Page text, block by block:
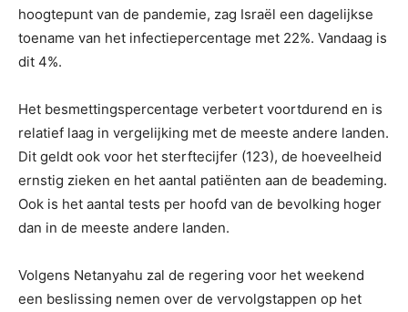
hoogtepunt van de pandemie, zag Israël een dagelijkse
toename van het infectiepercentage met 22%. Vandaag is
dit 4%.
Het besmettingspercentage verbetert voortdurend en is
relatief laag in vergelijking met de meeste andere landen.
Dit geldt ook voor het sterftecijfer (123), de hoeveelheid
ernstig zieken en het aantal patiënten aan de beademing.
Ook is het aantal tests per hoofd van de bevolking hoger
dan in de meeste andere landen.
Volgens Netanyahu zal de regering voor het weekend
een beslissing nemen over de vervolgstappen op het